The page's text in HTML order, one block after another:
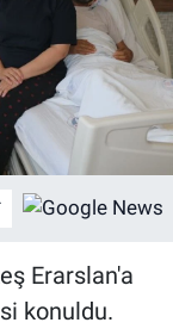
Erarslan'a
konuldu.